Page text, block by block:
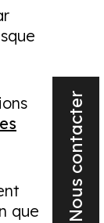
Nous contacter
que